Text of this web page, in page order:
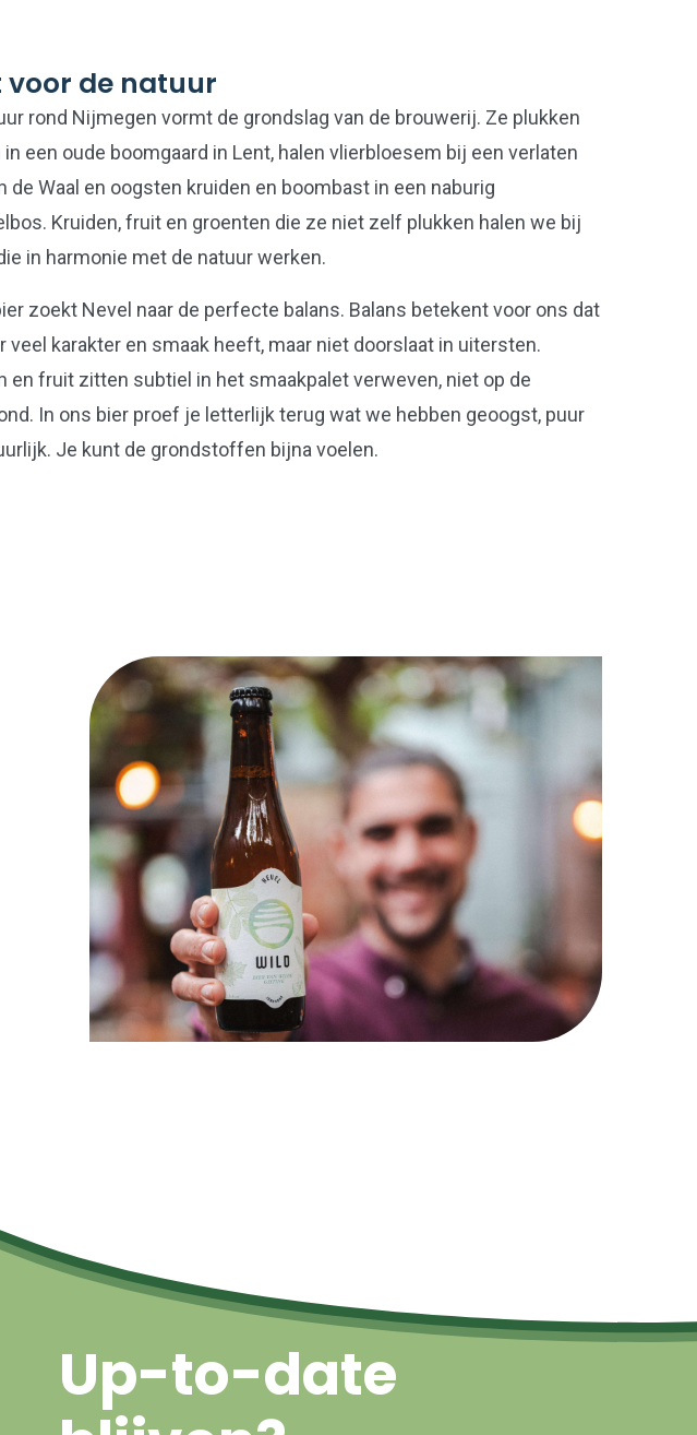
voor de natuur
rond Nijmegen vormt de grondslag van de brouwerij. Ze plukken
in een oude boomgaard in Lent, halen vlierbloesem bij een verlaten
de Waal en oogsten kruiden en boombast in een naburig
Kruiden, fruit en groenten die ze niet zelf plukken halen we bij
in harmonie met de natuur werken.
zoekt Nevel naar de perfecte balans. Balans betekent voor ons dat
veel karakter en smaak heeft, maar niet doorslaat in uitersten.
en fruit zitten subtiel in het smaakpalet verweven, niet op de
In ons bier proef je letterlijk terug wat we hebben geoogst, puur
Je kunt de grondstoffen bijna voelen.
Up-to-date